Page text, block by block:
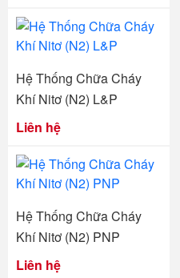
Hệ Thống Chữa Cháy
Khí Nitơ (N2) L&P
Liên hệ
Hệ Thống Chữa Cháy
Khí Nitơ (N2) PNP
Liên hệ